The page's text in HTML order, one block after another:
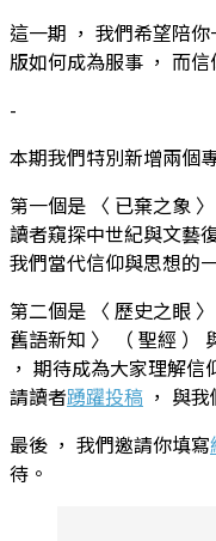
這一期 ， 我們希望陪
版如何成為服事 ， 而
-
本期我們特別新增兩個
第一個是 〈 已棄之象
讀者窺探中世紀與文藝
我們當代信仰與思想的
第二個是 〈 歷史之眼
舊語新知 〉 （ 聖經 ）
， 期待成為大家理解
請讀者踴躍投稿 ， 與
最後 ， 我們邀請你填寫
待。